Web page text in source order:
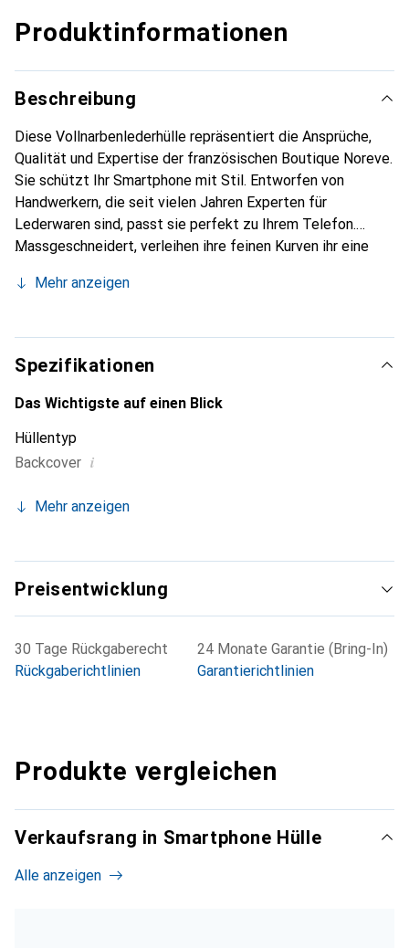
Produktinformationen
Beschreibung
Diese Vollnarbenlederhülle repräsentiert die Ansprüche,
Qualität und Expertise der französischen Boutique Noreve.
Sie schützt Ihr Smartphone mit Stil. Entworfen von
Handwerkern, die seit vielen Jahren Experten für
Lederwaren sind, passt sie perfekt zu Ihrem Telefon.
Massgeschneidert, verleihen ihre feinen Kurven ihr eine
unverzichtbaren Accessoire für Ihr Smartphone.
die Marke Noreve eine sichere Wahl für eine
anspruchsvolle Kundschaft.
Mehr anzeigen
Spezifikationen
Das Wichtigste auf einen Blick
Hüllentyp
Backcover i
Mehr anzeigen
Preisentwicklung
30 Tage Rückgaberecht
Rückgaberichtlinien
24 Monate Garantie (Bring-In)
Garantierichtlinien
Produkte vergleichen
Verkaufsrang in Smartphone Hülle
Alle anzeigen